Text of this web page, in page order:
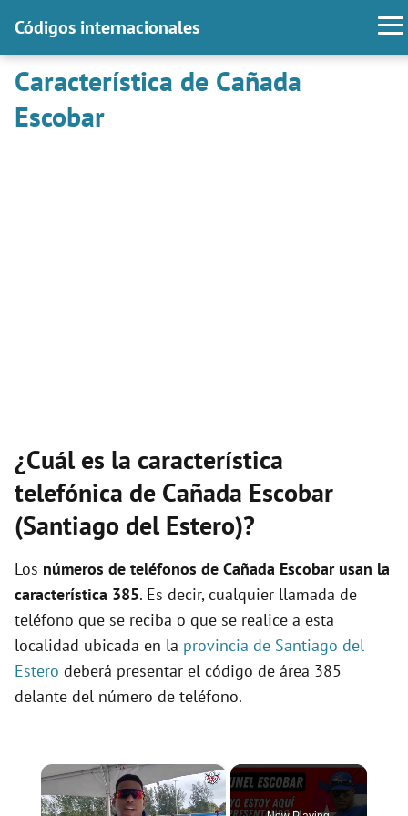
Códigos internacionales
Característica de Cañada
Escobar
¿Cuál es la característica
telefónica de Cañada Escobar
(Santiago del Estero)?
Los números de teléfonos de Cañada Escobar usan la
característica 385. Es decir, cualquier llamada de
teléfono que se reciba o que se realice a esta
localidad ubicada en la provincia de Santiago del
Estero deberá presentar el código de área 385
delante del número de teléfono.
×